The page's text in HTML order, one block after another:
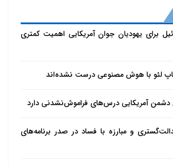
برای یهودیان جوان آمریکایی اهمیت کمتری
لئو با هوش مصنوعی درست نشده‌اند
دشمن آمریکایی درس‌های فراموش‌نشدنی دارد
و مبارزه با فساد در صدر برنامه‌های